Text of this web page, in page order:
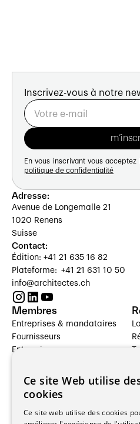
Inscrivez-vous à notre
En vous inscrivant vous acceptez
politique de confidentialité
Adresse:
Avenue de Longemalle 21
1020 Renens
Suisse
Contact:
Édition: +41 21 635 16 82
Plateforme: +41 21 631 10 50
info@architectes.ch
Membres
Entreprises & mandataires
Fournisseurs
Entreprises
Architectes paysagistes
Architectes d'intérieur
Entreprises générales
Ce site Web utilise
cookies
Ce site web utilise des cookies